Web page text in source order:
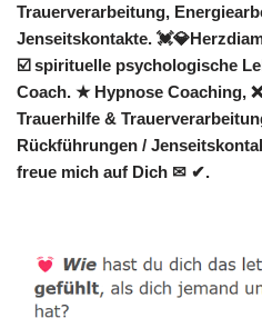
Trauerverarbeitung,
Jenseitskontakte.
☑️ spirituelle psychologische
Coach. ★ Hypnose Coaching,
Trauerhilfe &
Rückführungen /
freue mich auf Dich ✉ ✔.